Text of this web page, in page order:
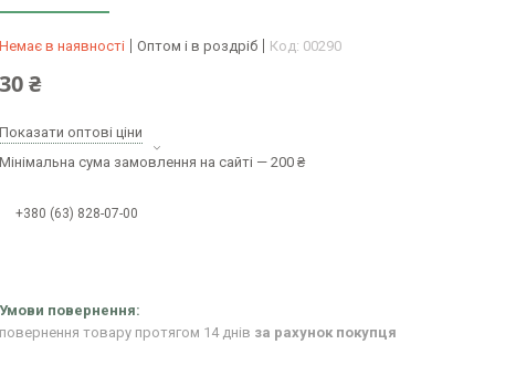
Немає в наявності Оптом і в роздріб Код: 00290
30 ₴
Показати оптові ціни
Мінімальна сума замовлення на сайті — 200 ₴
+380 (63) 828-07-00
повернення товару протягом 14 днів за рахунок покупця